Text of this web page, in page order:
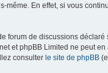
En effet, si vous
forum de discussions déclaré
et phpBB Limited ne peut
consulter le site de phpBB